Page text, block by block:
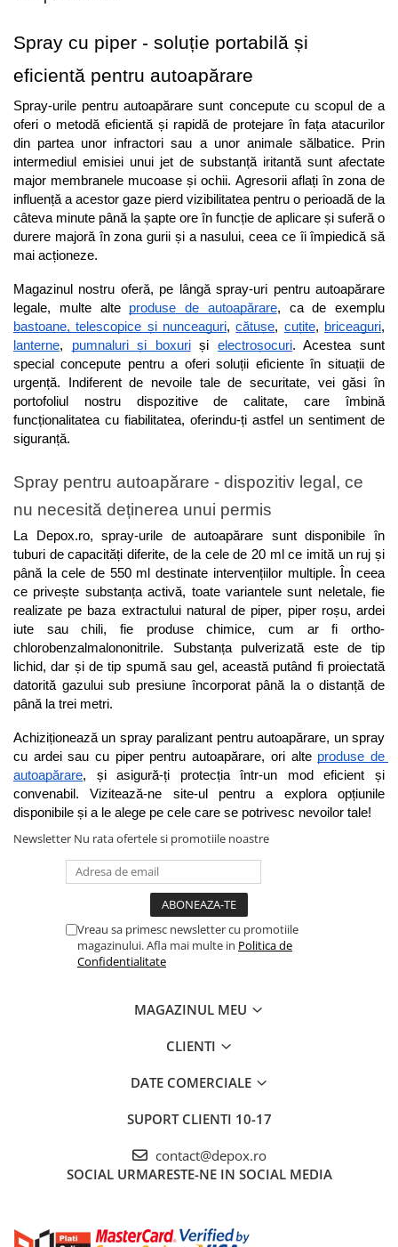
Spray cu piper - soluție portabilă și
eficientă pentru autoapărare
Spray-urile pentru autoapărare sunt concepute cu scopul de a
oferi o metodă eficientă și rapidă de protejare în fața atacurilor
din partea unor infractori sau a unor animale sălbatice. Prin
intermediul emisiei unui jet de substanță iritantă sunt afectate
major membranele mucoase și ochii. Agresorii aflați în zona de
influență a acestor gaze pierd vizibilitatea pentru o perioadă de la
câteva minute până la șapte ore în funcție de aplicare și suferă o
durere majoră în zona gurii și a nasului, ceea ce îi împiedică să
mai acționeze.
Magazinul nostru oferă, pe lângă spray-uri pentru autoapărare
legale, multe alte produse de autoapărare
bastoane, telescopice și nunceaguri, cătușe, cuțite, briceaguri
lanterne, pumnaluri și boxuri și electroșocuri. Acestea sunt
special concepute pentru a oferi soluții eficiente în situații de
urgență. Indiferent de nevoile tale de securitate, vei găsi în
portofoliul nostru dispozitive de calitate, care îmbină
funcționalitatea cu fiabilitatea, oferindu-ți astfel un sentiment de
siguranță.
Spray pentru autoapărare - dispozitiv legal, ce
nu necesită deținerea unui permis
La Depox.ro, spray-urile de autoapărare sunt disponibile în
tuburi de capacități diferite, de la cele de 20 ml ce imită un ruj și
până la cele de 550 ml destinate intervențiilor multiple. În ceea
ce privește substanța activă, toate variantele sunt neletale, fie
realizate pe baza extractului natural de piper, piper roșu, ardei
iute sau chili, fie produse chimice, cum ar fi ortho-
chlorobenzalmalononitrile. Substanța pulverizată este de tip
lichid, dar și de tip spumă sau gel, această putând fi proiectată
datorită gazului sub presiune încorporat până la o distanță de
până la trei metri.
Achiziționează un spray paralizant pentru autoapărare, un spray
cu ardei sau cu piper pentru autoapărare, ori alte produse de
autoapărare, și asigură-ți protecția într-un mod eficient și
convenabil. Vizitează-ne site-ul pentru a explora opțiunile
disponibile și a le alege pe cele care se potrivesc nevoilor tale!
Newsletter Nu rata ofertele si promotiile noastre
Vreau sa primesc newsletter cu promotiile
magazinului. Afla mai multe in Politica de
Confidentialitate
MAGAZINUL MEU
CLIENTI
DATE COMERCIALE
SUPORT CLIENTI 10-17
contact@depox.ro
SOCIAL URMARESTE-NE IN SOCIAL MEDIA